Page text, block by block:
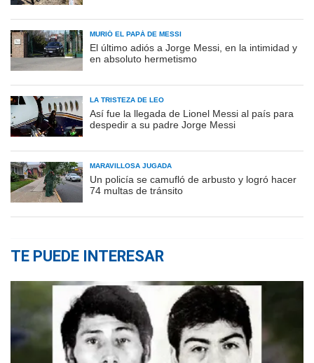
MURIÓ EL PAPÁ DE MESSI
El último adiós a Jorge Messi, en la intimidad y
en absoluto hermetismo
LA TRISTEZA DE LEO
Así fue la llegada de Lionel Messi al país para
despedir a su padre Jorge Messi
MARAVILLOSA JUGADA
Un policía se camufló de arbusto y logró hacer
74 multas de tránsito
TE PUEDE INTERESAR